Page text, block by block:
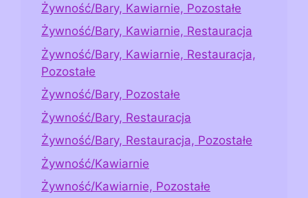
Żywność/Bary, Kawiarnie, Pozostałe
Żywność/Bary, Kawiarnie, Restauracja
Żywność/Bary, Kawiarnie, Restauracja,
Pozostałe
Żywność/Bary, Pozostałe
Żywność/Bary, Restauracja
Żywność/Bary, Restauracja, Pozostałe
Żywność/Kawiarnie
Żywność/Kawiarnie, Pozostałe